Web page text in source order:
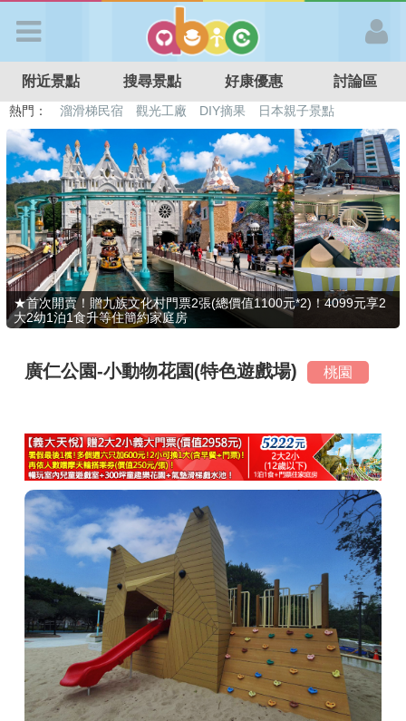
APP登入
首 頁
搜尋景點
好康優惠
最新消息
最新留言
商家合作
推薦景點
討論區
聯絡我們
APP下載
附近景點 搜尋景點 好康優惠 討論區
熱門： 溜滑梯民宿 觀光工廠 DIY摘果
日本親子景點
特色遊戲場
親子住房優惠 台北親子餐廳 溫泉泡湯SPA
★首次開賣！贈九族文化村門票2張(總價值1100元*2)！4099元享2
大2幼1泊1食升等住簡約家庭房
廣仁公園-小動物花園(特色遊戲場) 桃園